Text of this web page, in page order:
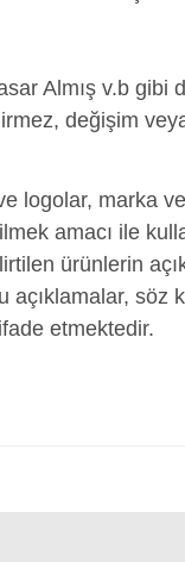
Almış v.b gibi
değişim
logolar, marka
amacı ile
ürünlerin
açıklamalar, söz
etmektedir.